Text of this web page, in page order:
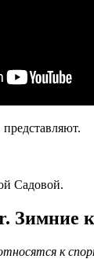
Садовой.
к